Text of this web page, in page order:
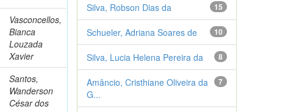
Vasconcellos,
Bianca
Louzada
Xavier
Santos,
Wanderson
César dos
15
Silva, Robson Dias da
10
Schueler, Adriana Soares de
8
Silva, Lucia Helena Pereira da
7
Amâncio, Cristhiane Oliveira da
G...